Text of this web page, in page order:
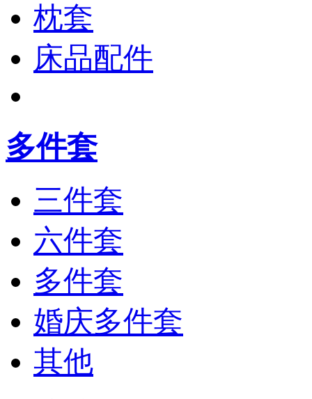
枕套
床品配件
多件套
三件套
六件套
多件套
婚庆多件套
其他